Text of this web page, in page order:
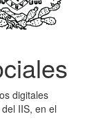
digitales
IIS, en el